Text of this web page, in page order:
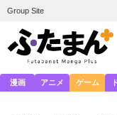
Group Site
漫画 アニメ ゲーム